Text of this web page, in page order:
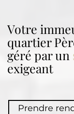
Votre
quartier
géré par un
exigeant
Prendre